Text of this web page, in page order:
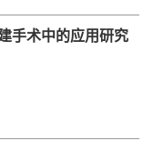
手术中的应用研究